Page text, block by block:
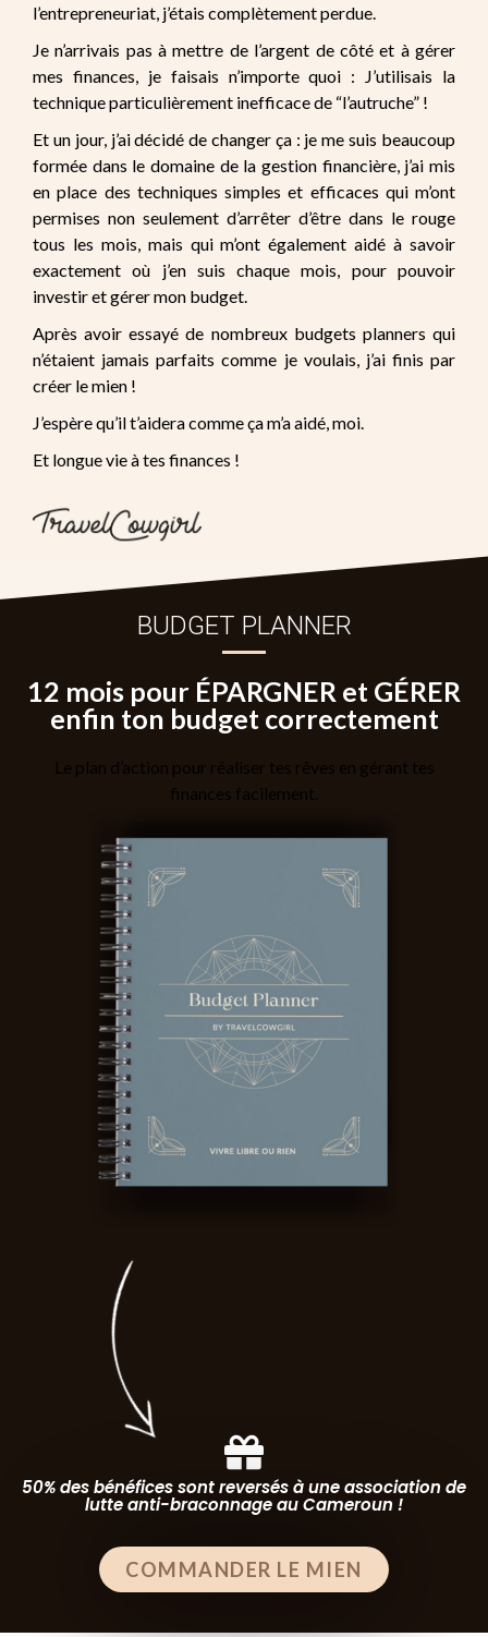
l’entrepreneuriat, j’étais complètement perdue.
Je n’arrivais pas à mettre de l’argent de côté et à gérer
mes finances, je faisais n’importe quoi : J’utilisais la
technique particulièrement inefficace de “l’autruche” !
Et un jour, j’ai décidé de changer ça : je me suis beaucoup
formée dans le domaine de la gestion financière, j’ai mis
en place des techniques simples et efficaces qui m’ont
permises non seulement d’arrêter d’être dans le rouge
tous les mois, mais qui m’ont également aidé à savoir
exactement où j’en suis chaque mois, pour pouvoir
investir et gérer mon budget.
Après avoir essayé de nombreux budgets planners qui
n’étaient jamais parfaits comme je voulais, j’ai finis par
créer le mien !
J’espère qu’il t’aidera comme ça m’a aidé, moi.
Et longue vie à tes finances !
BUDGET PLANNER
12 mois pour ÉPARGNER et GÉRER
enfin ton budget correctement
Le plan d’action pour réaliser tes rêves en gérant tes
finances facilement.
50% des bénéfices sont reversés à une association de
lutte anti-braconnage au Cameroun !
COMMANDER LE MIEN